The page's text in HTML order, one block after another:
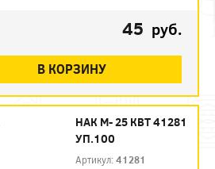
45 руб.
В КОРЗИНУ
НАК М- 25 КВТ 41281
УП.100
Артикул:41281